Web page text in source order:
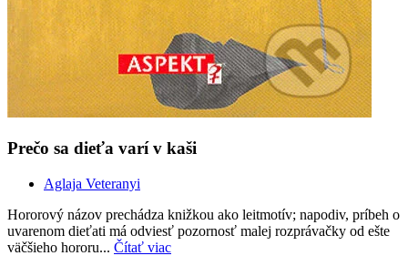
Prečo sa dieťa varí v kaši
Aglaja Veteranyi
Hororový názov prechádza knižkou ako leitmotív; napodiv, príbeh o
uvarenom dieťati má odviesť pozornosť malej rozprávačky od ešte
väčšieho hororu... Čítať viac